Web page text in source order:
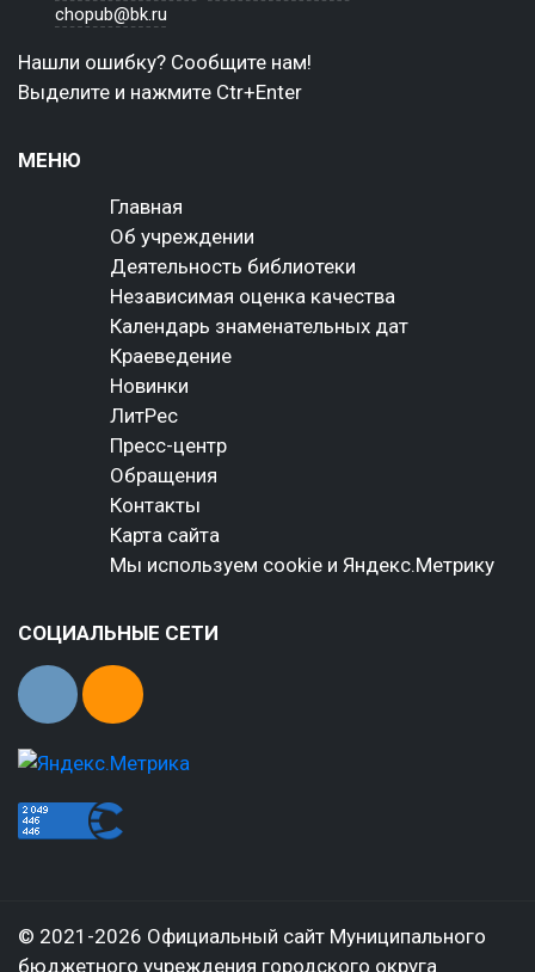
chopub@bk.ru
Нашли ошибку? Сообщите нам!
Выделите и нажмите Ctr+Enter
МЕНЮ
Главная
Об учреждении
Деятельность библиотеки
Независимая оценка качества
Календарь знаменательных дат
Краеведение
Новинки
ЛитРес
Пресс-центр
Обращения
Контакты
Карта сайта
Мы используем cookie и Яндекс.Метрику
СОЦИАЛЬНЫЕ СЕТИ
© 2021-2026 Официальный сайт Муниципального
бюджетного учреждения городского округа